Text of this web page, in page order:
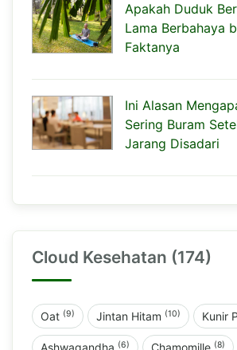
Apakah Duduk
Lama Berbahaya
Faktanya
Ini Alasan
Sering Buram
Jarang Disadari
Cloud Kesehatan (174)
Oat (9) Jintan Hitam (10) Kunir
(6) (8)